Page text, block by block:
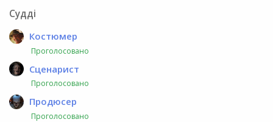
Судді
Костюмер
Проголосовано
Сценарист
Проголосовано
Продюсер
Проголосовано